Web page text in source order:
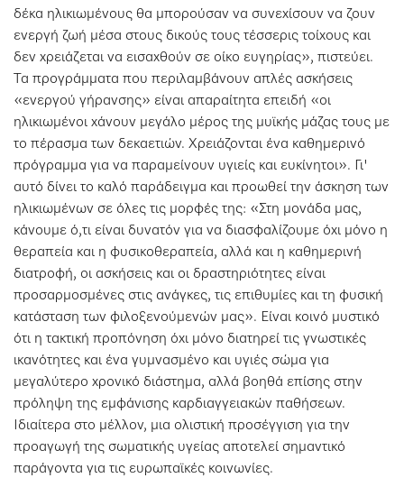
δέκα ηλικιωμένους θα μπορούσαν να συνεχίσουν να ζουν
ενεργή ζωή μέσα στους δικούς τους τέσσερις τοίχους και
δεν χρειάζεται να εισαχθούν σε οίκο ευγηρίας», πιστεύει.
Τα προγράμματα που περιλαμβάνουν απλές ασκήσεις
«ενεργού γήρανσης» είναι απαραίτητα επειδή «οι
ηλικιωμένοι χάνουν μεγάλο μέρος της μυϊκής μάζας τους με
το πέρασμα των δεκαετιών. Χρειάζονται ένα καθημερινό
πρόγραμμα για να παραμείνουν υγιείς και ευκίνητοι». Γι'
αυτό δίνει το καλό παράδειγμα και προωθεί την άσκηση των
ηλικιωμένων σε όλες τις μορφές της: «Στη μονάδα μας,
κάνουμε ό,τι είναι δυνατόν για να διασφαλίζουμε όχι μόνο η
θεραπεία και η φυσικοθεραπεία, αλλά και η καθημερινή
διατροφή, οι ασκήσεις και οι δραστηριότητες είναι
προσαρμοσμένες στις ανάγκες, τις επιθυμίες και τη φυσική
κατάσταση των φιλοξενούμενών μας». Είναι κοινό μυστικό
ότι η τακτική προπόνηση όχι μόνο διατηρεί τις γνωστικές
ικανότητες και ένα γυμνασμένο και υγιές σώμα για
μεγαλύτερο χρονικό διάστημα, αλλά βοηθά επίσης στην
πρόληψη της εμφάνισης καρδιαγγειακών παθήσεων.
Ιδιαίτερα στο μέλλον, μια ολιστική προσέγγιση για την
προαγωγή της σωματικής υγείας αποτελεί σημαντικό
παράγοντα για τις ευρωπαϊκές κοινωνίες.